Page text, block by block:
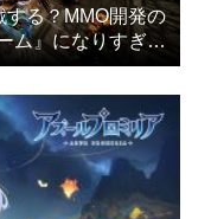
る？MMO開発の
ム』になりすぎ